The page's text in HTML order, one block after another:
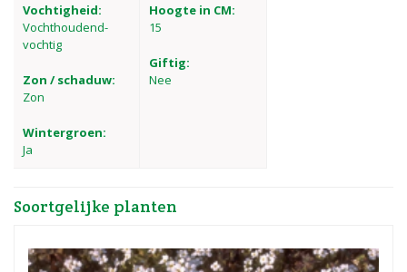
Vochtigheid:
Vochthoudend-
vochtig
Zon / schaduw:
Zon
Wintergroen:
Ja
Hoogte in CM:
15
Giftig:
Nee
Soortgelijke planten